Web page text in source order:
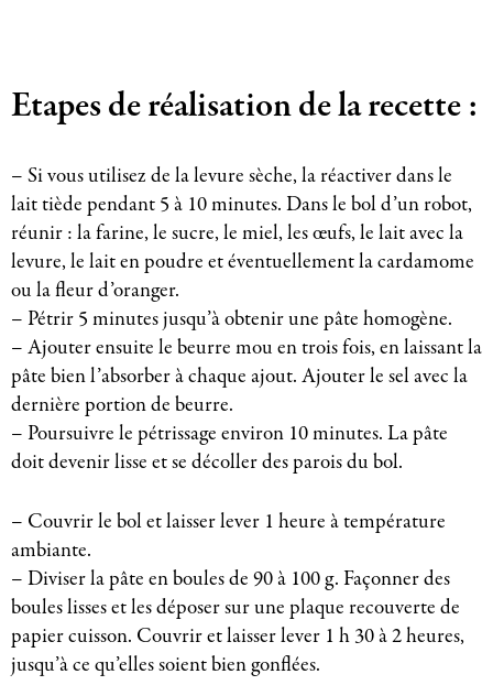
Etapes de réalisation de la recette :
– Si vous utilisez de la levure sèche, la réactiver dans le
lait tiède pendant 5 à 10 minutes. Dans le bol d’un robot,
réunir : la farine, le sucre, le miel, les œufs, le lait avec la
levure, le lait en poudre et éventuellement la cardamome
ou la fleur d’oranger.
– Pétrir 5 minutes jusqu’à obtenir une pâte homogène.
– Ajouter ensuite le beurre mou en trois fois, en laissant la
pâte bien l’absorber à chaque ajout. Ajouter le sel avec la
dernière portion de beurre.
– Poursuivre le pétrissage environ 10 minutes. La pâte
doit devenir lisse et se décoller des parois du bol.
– Couvrir le bol et laisser lever 1 heure à température
ambiante.
– Diviser la pâte en boules de 90 à 100 g. Façonner des
boules lisses et les déposer sur une plaque recouverte de
papier cuisson. Couvrir et laisser lever 1 h 30 à 2 heures,
jusqu’à ce qu’elles soient bien gonflées.